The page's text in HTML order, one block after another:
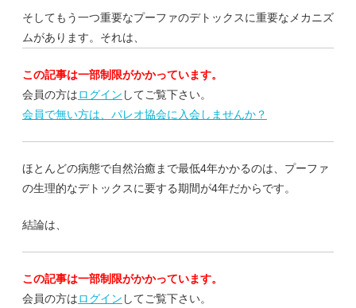
そしてもう一つ重要なプーファのデトックスに重要なメカニズ
ムがあります。それは、
この記事は一部制限がかかっています。
会員の方はログイン してご覧下さい。
会員で無い方は、パレオ協会に入会しませんか？
ほとんどの病態で自然治癒まで最低4年かかるのは、プーファ
の生理的なデトックスに要する期間が4年だからです。
結論は、
この記事は一部制限がかかっています。
会員の方はログイン してご覧下さい。